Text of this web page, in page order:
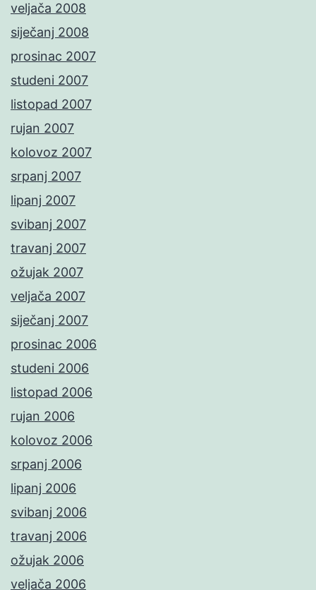
veljača 2008
siječanj 2008
prosinac 2007
studeni 2007
listopad 2007
rujan 2007
kolovoz 2007
srpanj 2007
lipanj 2007
svibanj 2007
travanj 2007
ožujak 2007
veljača 2007
siječanj 2007
prosinac 2006
studeni 2006
listopad 2006
rujan 2006
kolovoz 2006
srpanj 2006
lipanj 2006
svibanj 2006
travanj 2006
ožujak 2006
veljača 2006